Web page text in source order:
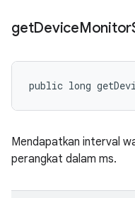
getDeviceMonitor
public long
Mendapatkan interval
perangkat dalam ms.